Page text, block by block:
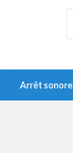
Arrêt sonore